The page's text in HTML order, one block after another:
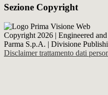
Sezione Copyright
Copyright 2026 | Engineered
Parma S.p.A. | Divisione
Disclaimer trattamento dati